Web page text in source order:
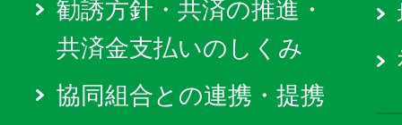
勧誘方針・共済の推進・
共済金支払いのしくみ
協同組合との連携・提携